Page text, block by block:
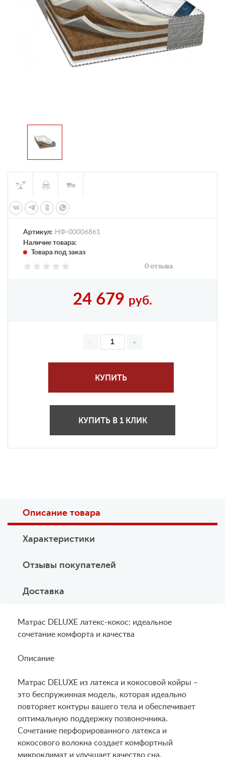
Артикул: НФ-00006861
Наличие товара:
Товара под заказ
0 отзыва
24 679 руб.
КУПИТЬ
КУПИТЬ В 1 КЛИК
Описание товара
Характеристики
Отзывы покупателей
Доставка
Матрас DELUXE латекс-кокос: идеальное
сочетание комфорта и качества
Описание
Матрас DELUXE из латекса и кокосовой койры –
это беспружинная модель, которая идеально
повторяет контуры вашего тела и обеспечивает
оптимальную поддержку позвоночника.
Сочетание перфорированного латекса и
кокосового волокна создает комфортный
микроклимат и улучшает качество сна.